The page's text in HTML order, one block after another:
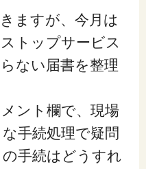
ますが、今月は
トップサービス
ない届書を整理
ント欄で、現場
手続処理で疑問
手続はどうすれ